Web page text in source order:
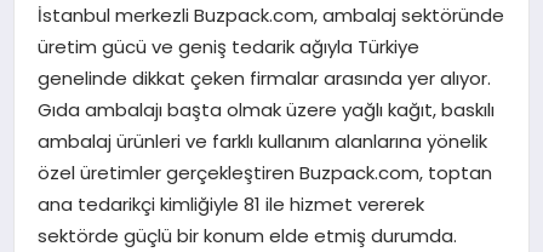
SAĞLIK
SIYASET
SPOR
TEKNOLOJI
İstanbul merkezli Buzpack.com, ambalaj sektöründe
üretim gücü ve geniş tedarik ağıyla Türkiye
genelinde dikkat çeken firmalar arasında yer alıyor.
Gıda ambalajı başta olmak üzere yağlı kağıt, baskılı
ambalaj ürünleri ve farklı kullanım alanlarına yönelik
özel üretimler gerçekleştiren Buzpack.com, toptan
ana tedarikçi kimliğiyle 81 ile hizmet vererek
sektörde güçlü bir konum elde etmiş durumda.